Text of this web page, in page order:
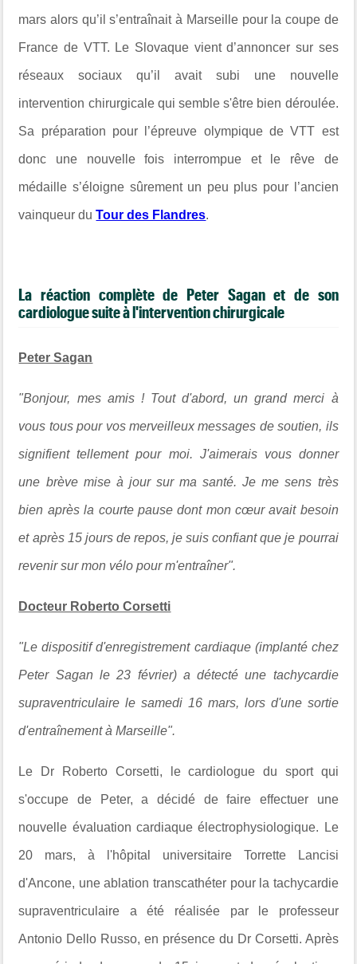
mars alors qu’il s’entraînait à Marseille pour la coupe de
France de VTT. Le Slovaque vient d’annoncer sur ses
réseaux sociaux qu’il avait subi une nouvelle
intervention chirurgicale qui semble s'être bien déroulée.
Sa préparation pour l’épreuve olympique de VTT est
donc une nouvelle fois interrompue et le rêve de
médaille s’éloigne sûrement un peu plus pour l’ancien
vainqueur duTour des Flandres.
La réaction complète de Peter Sagan et de son
cardiologue suite à l'intervention chirurgicale
Peter Sagan
"Bonjour, mes amis ! Tout d'abord, un grand merci à
vous tous pour vos merveilleux messages de soutien, ils
signifient tellement pour moi. J'aimerais vous donner
une brève mise à jour sur ma santé. Je me sens très
bien après la courte pausedont mon cœur avait besoin
et après 15 jours de repos, je suis confiant que je pourrai
revenir sur mon vélo pour m'entraîner".
Docteur Roberto Corsetti
"Le dispositif d'enregistrement cardiaque (implanté chez
Peter Sagan le 23 février) a détecté une tachycardie
supraventriculaire le samedi 16 mars, lors d'une sortie
d'entraînement à Marseille".
Le Dr Roberto Corsetti, le cardiologue du sport qui
s'occupe de Peter, a décidé de faire effectuer une
nouvelle évaluation cardiaque électrophysiologique. Le
20 mars, à l'hôpital universitaire Torrette Lancisi
d'Ancone, une ablation transcathéter pour la tachycardie
supraventriculaire a été réalisée par le professeur
Antonio Dello Russo, en présence du Dr Corsetti. Après